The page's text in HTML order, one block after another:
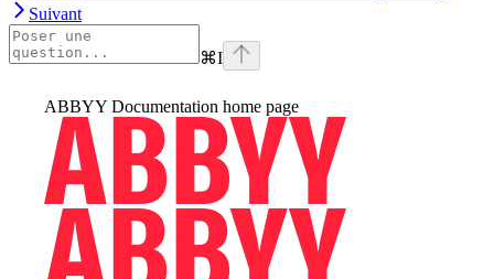
Suivant
⌘I
ABBYY Documentation home page